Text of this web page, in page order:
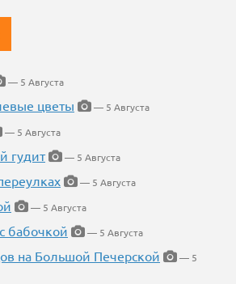
— 5 Августа
цветы
— 5 Августа
— 5 Августа
гудит
— 5 Августа
— 5 Августа
— 5 Августа
бабочкой
— 5 Августа
на Большой Печерской
— 5